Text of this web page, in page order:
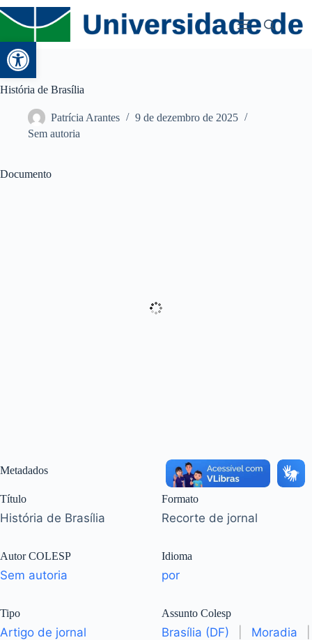
Abrir a barra de ferramentas
História de Brasília
Patrícia Arantes
9 de dezembro de 2025
Sem autoria
Documento
Metadados
Título
História de Brasília
Autor COLESP
Sem autoria
Tipo
Artigo de jornal
Formato
Recorte de jornal
Idioma
por
Assunto Colesp
Brasília (DF) Moradia